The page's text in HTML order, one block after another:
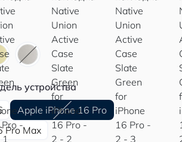
устройства
Apple iPhone 16 Pro
Pro Max